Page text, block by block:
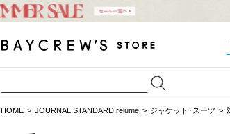
HOME JOURNAL STANDARD relume ジャケット･スーツ